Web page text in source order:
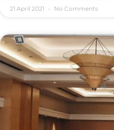
21 April 2021 No Comments